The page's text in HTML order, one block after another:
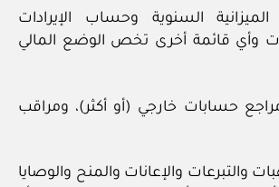
الميزانية السنوية وحساب الإيرادات
وأي قائمة أخرى تخص الوضع المالي
مراجع حسابات خارجي (أو أكثر)، ومراقب
والتبرعات والإعانات والمنح والوصايا